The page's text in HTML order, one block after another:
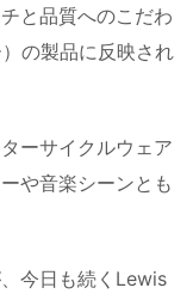
と品質へのこだわ
の製品に反映され
ーサイクルウェア
や音楽シーンとも
今日も続くLewis